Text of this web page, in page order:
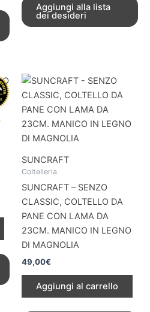
Aggiungi alla lista
dei desideri
SUNCRAFT
Coltelleria
SUNCRAFT – SENZO
CLASSIC, COLTELLO DA
PANE CON LAMA DA
23CM. MANICO IN LEGNO
DI MAGNOLIA
49,00€
Aggiungi al carrello